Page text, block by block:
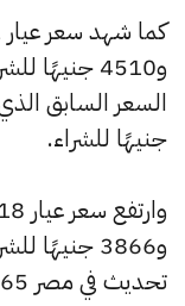
جنيهًا للشراء.
تحديث في مصر 365.